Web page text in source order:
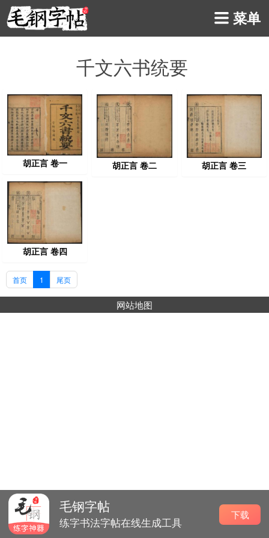
菜单
千文六书统要
胡正言 卷一
胡正言 卷四
胡正言 卷二 胡正言 卷三
首页 1 尾页
网站地图
毛钢字帖
练字书法字帖在线生成工具
下载